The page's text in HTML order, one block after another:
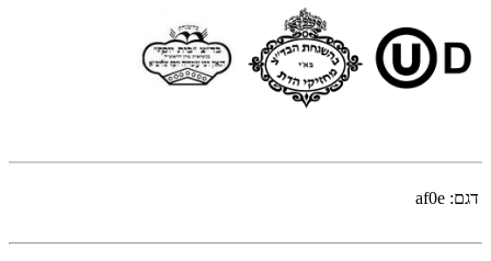
דגם: af0e